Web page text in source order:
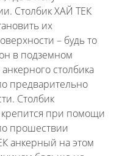
Столбик ХАЙ ТЕК
их
– будь то
в подземном
столбика
предварительно
Столбик
при помощи
прошествии
анкерный на этом